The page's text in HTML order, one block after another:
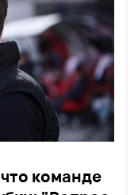
команде